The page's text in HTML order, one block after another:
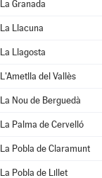
La Granada
La Llacuna
La Llagosta
L'Ametlla del Vallès
La Nou de Berguedà
La Palma de Cervelló
La Pobla de Claramunt
La Pobla de Lillet